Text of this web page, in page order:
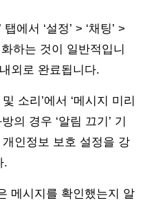
에서 ‘설정’ > ‘채팅’ >
하는 것이 일반적입니
외로 완료됩니다.
소리’에서 ‘메시지 미리
의 경우 ‘알림 끄기’ 기
인정보 보호 설정을 강
.
메시지를 확인했는지 알